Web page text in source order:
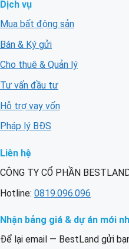
Dịch vụ
Mua bất động sản
Bán & Ký gửi
Cho thuê & Quản lý
Tư vấn đầu tư
Hỗ trợ vay vốn
Pháp lý BĐS
Liên hệ
CÔNG TY CỔ PHẦN
Hotline: 0819.096.096
Nhận bảng giá & dự án mới
Để lại email — BestLand gửi